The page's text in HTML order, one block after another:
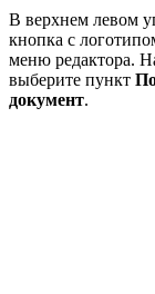
В верхнем левом
кнопка с
меню редактора.
выберите пункт
документ.